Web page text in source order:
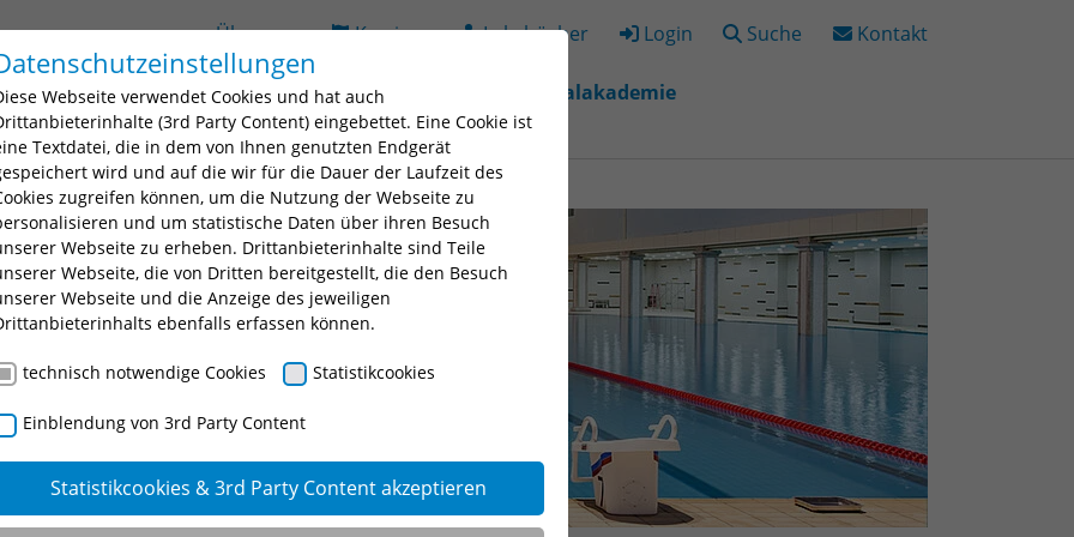
Über uns Karriere Lehrbücher Login Suche Kontakt
for "Ausbildung"
Submenu for "Fortbildung"
Seminarsuche Submenu for "Seminarsuche"
Bildungsorte Submenu for "Bildungsorte"
Digitalakademie
Webseite verwendet Cookies und hat auch
(3rd Party Content) eingebettet. Eine Cookie ist
Textdatei, die in dem von Ihnen genutzten Endgerät
wird und auf die wir für die Dauer der Laufzeit des
zugreifen können, um die Nutzung der Webseite zu
und um statistische Daten über ihren Besuch
Webseite zu erheben. Drittanbieterinhalte sind Teile
Webseite, die von Dritten bereitgestellt, die den Besuch
Webseite und die Anzeige des jeweiligen
ebenfalls erfassen können.
technisch notwendige Cookies Statistikcookies
Einblendung von 3rd Party Content
Statistikcookies & 3rd Party Content akzeptieren